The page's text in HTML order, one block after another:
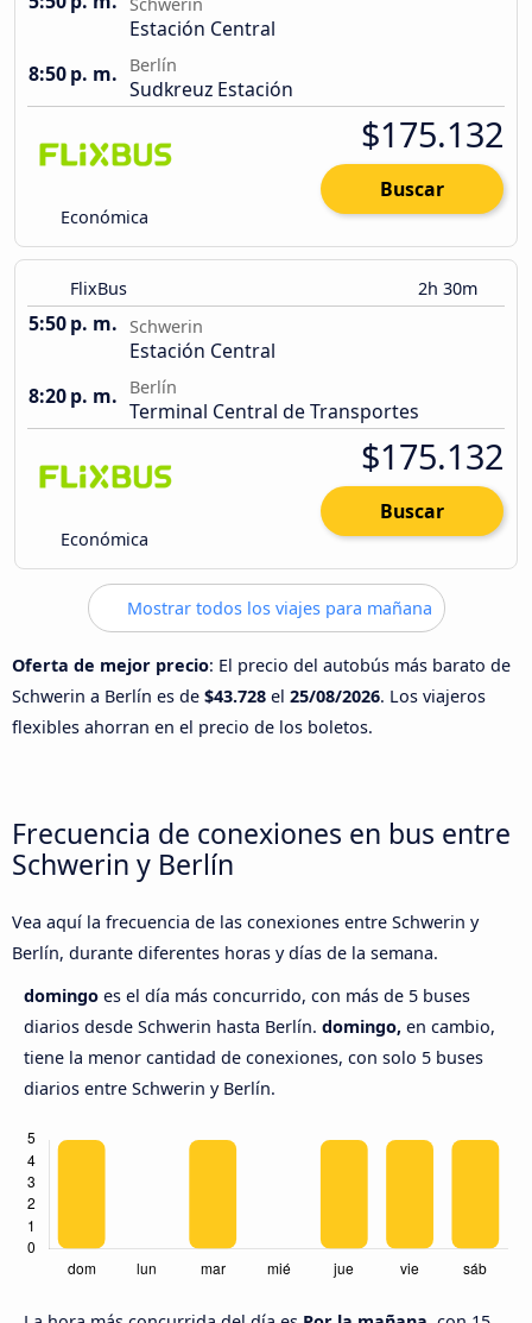
Estación Central
8:50 p. m.
Berlín
Sudkreuz Estación
Económica
$175.132
Buscar
FlixBus 2h 30m
5:50 p. m. Schwerin
Estación Central
8:20 p. m.
Berlín
Terminal Central de Transportes
Económica
$175.132
Buscar
Mostrar todos los viajes para mañana
Oferta de mejor precio: El precio del autobús más barato de
Schwerin a Berlín es de $43.728 el 25/08/2026. Los viajeros
flexibles ahorran en el precio de los boletos.
Frecuencia de conexiones en bus entre
Schwerin y Berlín
Vea aquí la frecuencia de las conexiones entre Schwerin y
Berlín, durante diferentes horas y días de la semana.
domingo es el día más concurrido, con más de 5 buses
diarios desde Schwerin hasta Berlín. domingo, en cambio,
tiene la menor cantidad de conexiones, con solo 5 buses
diarios entre Schwerin y Berlín.